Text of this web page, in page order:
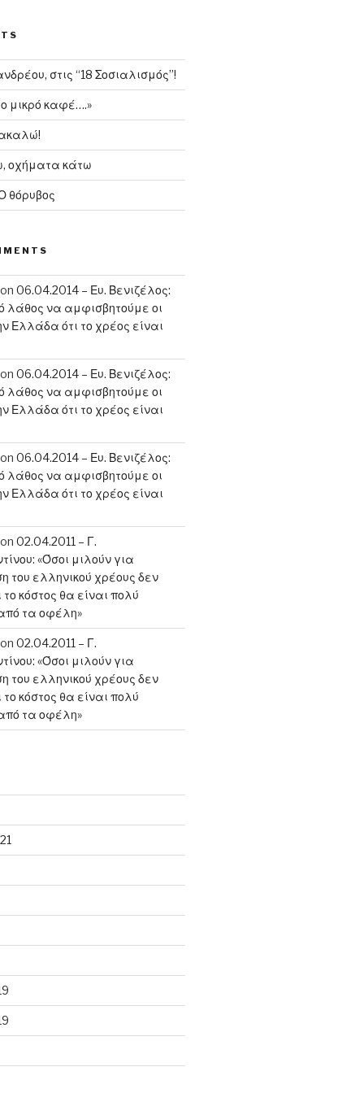
στις “18 Σοσιαλισμός”!
μικρό καφέ….»
οχήματα κάτω
θόρυβος
on 06.04.2014 – Ευ. Βενιζέλος:
λάθος να αμφισβητούμε οι
Ελλάδα ότι το χρέος είναι
on 06.04.2014 – Ευ. Βενιζέλος:
λάθος να αμφισβητούμε οι
Ελλάδα ότι το χρέος είναι
on 06.04.2014 – Ευ. Βενιζέλος:
λάθος να αμφισβητούμε οι
Ελλάδα ότι το χρέος είναι
on 02.04.2011 – Γ.
«Όσοι μιλούν για
του ελληνικού χρέους δεν
το κόστος θα είναι πολύ
τα οφέλη»
on 02.04.2011 – Γ.
«Όσοι μιλούν για
του ελληνικού χρέους δεν
το κόστος θα είναι πολύ
τα οφέλη»